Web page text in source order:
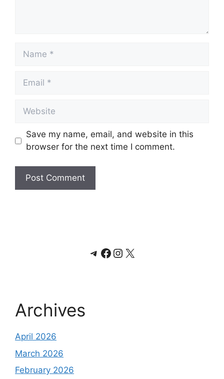
Name
Email
Website
Save my name, email, and website in this
browser for the next time I comment.
Telegram
Facebook
Instagram
X
Archives
April 2026
March 2026
February 2026